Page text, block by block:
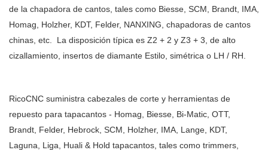
de la chapadora de cantos, tales como Biesse, SCM, Brandt, IMA,
Homag, Holzher, KDT, Felder, NANXING, chapadoras de cantos
chinas, etc. La disposición típica es Z2 + 2 y Z3 + 3, de alto
cizallamiento, insertos de diamante Estilo, simétrica o LH / RH.
RicoCNC suministra cabezales de corte y herramientas de
repuesto para tapacantos - Homag, Biesse, Bi-Matic, OTT,
Brandt, Felder, Hebrock, SCM, Holzher, IMA, Lange, KDT,
Laguna, Liga, Huali & Hold tapacantos, tales como trimmers,